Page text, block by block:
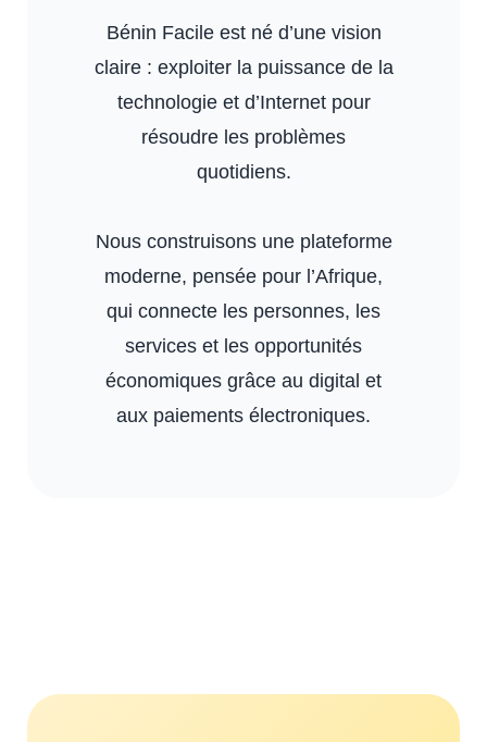
Bénin Facile est né d’une vision
claire : exploiter la puissance de la
technologie et d’Internet pour
résoudre les problèmes
quotidiens.
Nous construisons une plateforme
moderne, pensée pour l’Afrique,
qui connecte les personnes, les
services et les opportunités
économiques grâce au digital et
aux paiements électroniques.